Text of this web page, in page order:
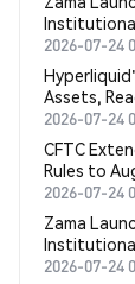
2026-07-24
Assets,
2026-07-24
CFTC
Rules to
2026-07-24
Zama
2026-07-24